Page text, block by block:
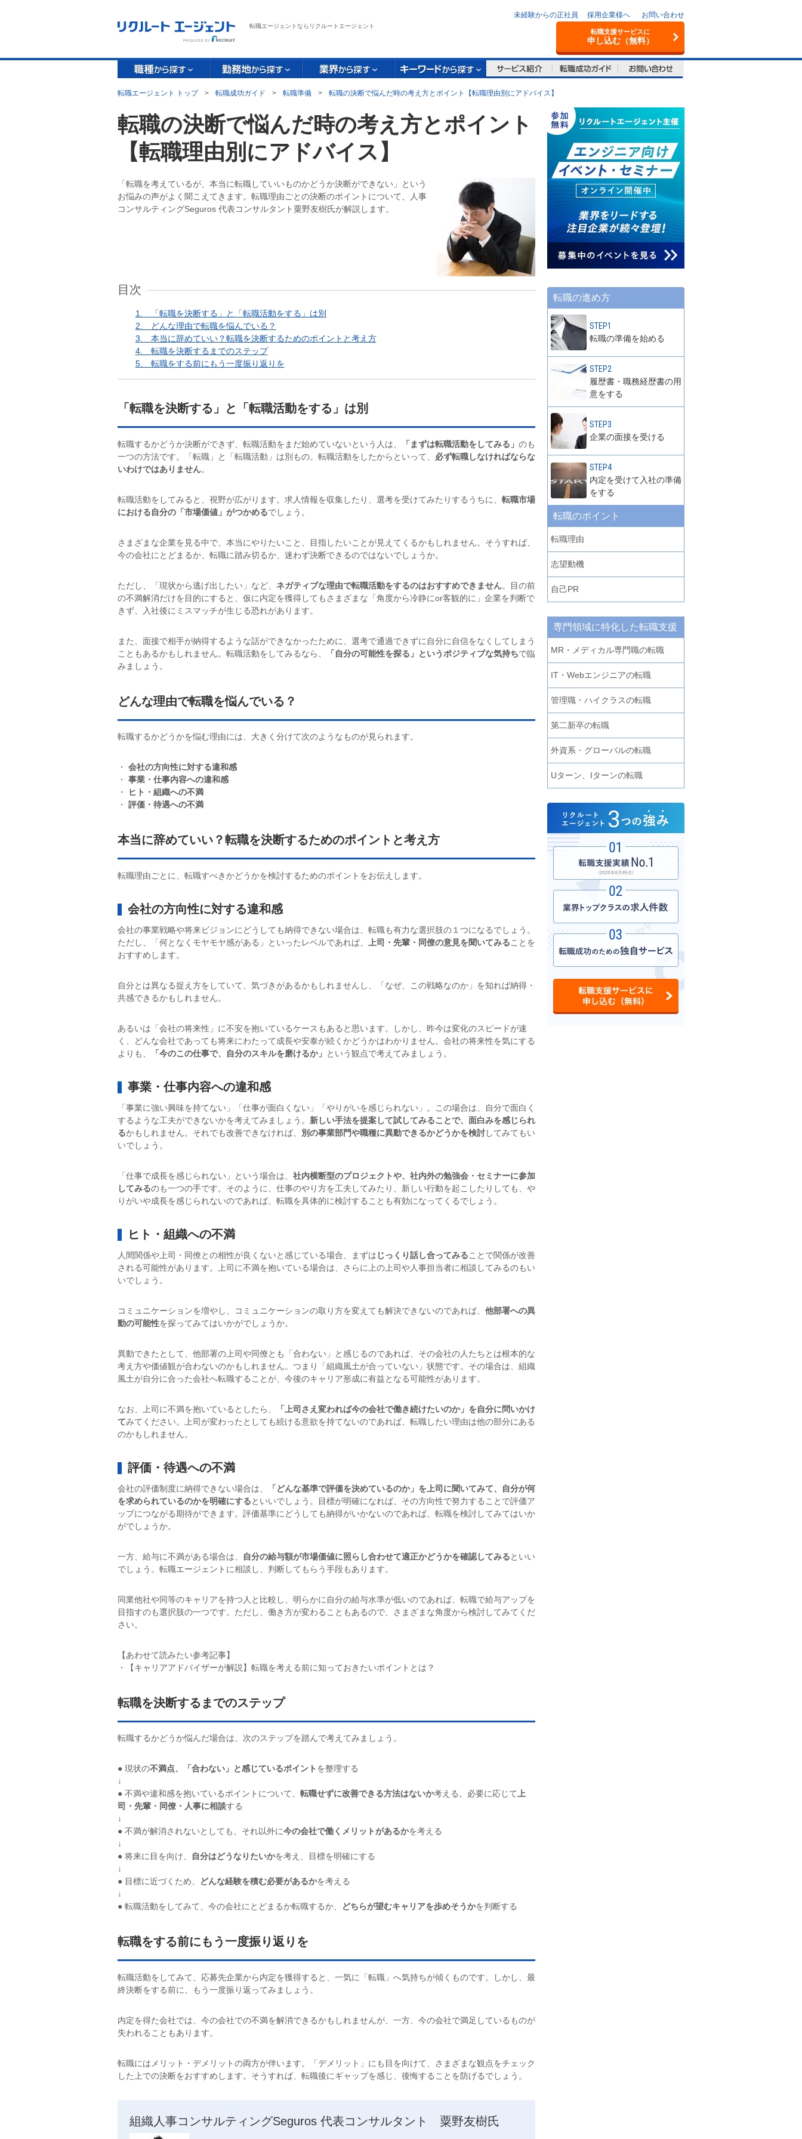
転職エージェントならリクルートエージェント
未経験からの正社員 採用企業様へ お問い合わせ
転職支援サービスに
申し込む（無料）
転職エージェント トップ > 転職成功ガイド > 転職準備 > 転職の決断で悩んだ時の考え方とポイント【転職理由別にアドバイス】
転職の決断で悩んだ時の考え方とポイント
【転職理由別にアドバイス】
「転職を考えているが、本当に転職していいものかどうか決断ができない」という
お悩みの声がよく聞こえてきます。転職理由ごとの決断のポイントについて、人事
コンサルティングSeguros 代表コンサルタント粟野友樹氏が解説します。
目次
1.
「転職を決断する」と「転職活動をする」は別
2.
どんな理由で転職を悩んでいる？
3. 本当に辞めていい？転職を決断するためのポイントと考え方
4. 転職を決断するまでのステップ
5. 転職をする前にもう一度振り返りを
「転職を決断する」と「転職活動をする」は別
転職するかどうか決断ができず、転職活動をまだ始めていないという人は、 「まずは転職活動をしてみる」 のも
一つの方法です。「転職」と「転職活動」は別もの。転職活動をしたからといって、 必ず転職しなければならな
いわけではありません。
転職活動をしてみると、視野が広がります。求人情報を収集したり、選考を受けてみたりするうちに、 転職市場
における自分の「市場価値」がつかめるでしょう。
さまざまな企業を見る中で、本当にやりたいこと、目指したいことが見えてくるかもしれません。そうすれば、
今の会社にとどまるか、転職に踏み切るか、迷わず決断できるのではないでしょうか。
ただし、「現状から逃げ出したい」など、 ネガティブな理由で転職活動をするのはおすすめできません。目の前
の不満解消だけを目的にすると、仮に内定を獲得してもさまざまな「角度から冷静にor客観的に」企業を判断で
きず、入社後にミスマッチが生じる恐れがあります。
また、面接で相手が納得するような話ができなかったために、選考で通過できずに自分に自信をなくしてしまう
こともあるかもしれません。転職活動をしてみるなら、
「自分の可能性を探る」というポジティブな気持ちで臨
みましょう。
どんな理由で転職を悩んでいる？
転職するかどうかを悩む理由には、大きく分けて次のようなものが見られます。
・ 会社の方向性に対する違和感
・ 事業・仕事内容への違和感
・
ヒト・組織への不満
・ 評価・待遇への不満
本当に辞めていい？転職を決断するためのポイントと考え方
転職理由ごとに、転職すべきかどうかを検討するためのポイントをお伝えします。
会社の方向性に対する違和感
会社の事業戦略や将来ビジョンにどうしても納得できない場合は、転職も有力な選択肢の１つになるでしょう。
ただし、「何となくモヤモヤ感がある」といったレベルであれば、
上司・先輩・同僚の意見を聞いてみることを
おすすめします。
自分とは異なる捉え方をしていて、気づきがあるかもしれませんし、「なぜ、この戦略なのか」を知れば納得・
共感できるかもしれません。
あるいは「会社の将来性」に不安を抱いているケースもあると思います。しかし、昨今は変化のスピードが速
く、どんな会社であっても将来にわたって成長や安泰が続くかどうかはわかりません。会社の将来性を気にする
よりも、
「今のこの仕事で、自分のスキルを磨けるか」 という観点で考えてみましょう。
事業・仕事内容への違和感
「事業に強い興味を持てない」「仕事が面白くない」「やりがいを感じられない」。この場合は、自分で面白く
するような工夫ができないかを考えてみましょう。 新しい手法を提案して試してみることで、面白みを感じられ
るかもしれません。それでも改善できなければ、 別の事業部門や職種に異動できるかどうかを検討してみてもい
いでしょう。
「仕事で成長を感じられない」という場合は、 社内横断型のプロジェクトや、社内外の勉強会・セミナーに参加
してみるのも一つの手です。そのように、仕事のやり方を工夫してみたり、新しい行動を起こしたりしても、や
りがいや成長を感じられないのであれば、転職を具体的に検討することも有効になってくるでしょう。
ヒト・組織への不満
人間関係や上司・同僚との相性が良くないと感じている場合、まずは じっくり話し合ってみることで関係が改善
される可能性があります。上司に不満を抱いている場合は、さらに上の上司や人事担当者に相談してみるのもい
いでしょう。
コミュニケーションを増やし、コミュニケーションの取り方を変えても解決できないのであれば、 他部署への異
動の可能性を探ってみてはいかがでしょうか。
異動できたとして、他部署の上司や同僚とも「合わない」と感じるのであれば、その会社の人たちとは根本的な
考え方や価値観が合わないのかもしれません。つまり「組織風土が合っていない」状態です。その場合は、組織
風土が自分に合った会社へ転職することが、今後のキャリア形成に有益となる可能性があります。
なお、上司に不満を抱いているとしたら、
「上司さえ変われば今の会社で働き続けたいのか」を自分に問いかけ
てみてください。上司が変わったとしても続ける意欲を持てないのであれば、転職したい理由は他の部分にある
のかもしれません。
評価・待遇への不満
会社の評価制度に納得できない場合は、
「どんな基準で評価を決めているのか」を上司に聞いてみて、自分が何
を求められているのかを明確にするといいでしょう。目標が明確になれば、その方向性で努力することで評価ア
ップにつながる期待ができます。評価基準にどうしても納得がいかないのであれば、転職を検討してみてはいか
がでしょうか。
一方、給与に不満がある場合は、 自分の給与額が市場価値に照らし合わせて適正かどうかを確認してみるといい
でしょう。転職エージェントに相談し、判断してもらう手段もあります。
同業他社や同等のキャリアを持つ人と比較し、明らかに自分の給与水準が低いのであれば、転職で給与アップを
目指すのも選択肢の一つです。ただし、働き方が変わることもあるので、さまざまな角度から検討してみてくだ
さい。
【あわせて読みたい参考記事】
・【キャリアアドバイザーが解説】転職を考える前に知っておきたいポイントとは？
転職を決断するまでのステップ
転職するかどうか悩んだ場合は、次のステップを踏んで考えてみましょう。
● 現状の不満点、「合わない」と感じているポイント を整理する
↓
● 不満や違和感を抱いているポイントについて、 転職せずに改善できる方法はないか考える。必要に応じて上
司・先輩・同僚・人事に相談する
↓
● 不満が解消されないとしても、それ以外に今の会社で働くメリットがあるかを考える
↓
● 将来に目を向け、
自分はどうなりたいかを考え、目標を明確にする
↓
● 目標に近づくため、
どんな経験を積む必要があるかを考える
↓
● 転職活動をしてみて、今の会社にとどまるか転職するか、
どちらが望むキャリアを歩めそうかを判断する
転職をする前にもう一度振り返りを
転職活動をしてみて、応募先企業から内定を獲得すると、一気に「転職」へ気持ちが傾くものです。しかし、最
終決断をする前に、もう一度振り返ってみましょう。
内定を得た会社では、今の会社での不満を解消できるかもしれませんが、一方、今の会社で満足しているものが
失われることもあります。
転職にはメリット・デメリットの両方が伴います。「デメリット」にも目を向けて、さまざまな観点をチェック
した上での決断をおすすめします。そうすれば、転職後にギャップを感じ、後悔することを防げるでしょう。
組織人事コンサルティングSeguros 代表コンサルタント 粟野友樹氏
転職の進め方
STEP1
転職の準備を始める
STEP2
履歴書・職務経歴書の用
意をする
STEP3
企業の面接を受ける
STEP4
内定を受けて入社の準備
をする
転職のポイント
転職理由
志望動機
自己PR
専門領域に特化した転職支援
MR・メディカル専門職の転職
IT・Webエンジニアの転職
管理職・ハイクラスの転職
第二新卒の転職
外資系・グローバルの転職
Uターン、Iターンの転職